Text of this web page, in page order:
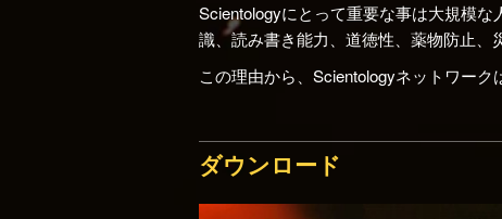
Scientologyにとって重要な事は大規模
識、読み書き能力、道徳性、薬物防止、
この理由から、Scientologyネットワー
ダウンロード